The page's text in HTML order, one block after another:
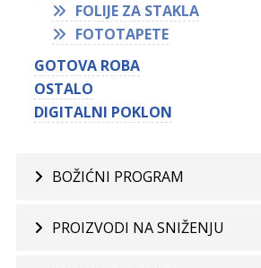
FOLIJE ZA STAKLA
FOTOTAPETE
GOTOVA ROBA
OSTALO
DIGITALNI POKLON
BOŽIĆNI PROGRAM
PROIZVODI NA SNIŽENJU